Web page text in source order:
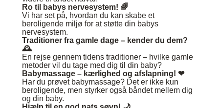
Ro til babys nervesystem! 🌈
Vi har set på, hvordan du kan skabe et
beroligende miljø for at støtte din babys
nervesystem.
Traditioner fra gamle dage – kender du dem?
🕰
En rejse gennem tidens traditioner – hvilke gamle
metoder vil du tage med dig til din baby?
Babymassage – kærlighed og afslapning! ❤
Har du prøvet babymassage? Det er ikke kun
beroligende, men styrker også båndet mellem dig
og din baby.